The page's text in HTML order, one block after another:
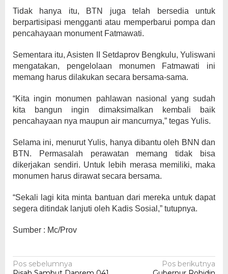
Tidak hanya itu, BTN juga telah bersedia untuk
berpartisipasi mengganti atau memperbarui pompa dan
pencahayaan monument Fatmawati.
Sementara itu, Asisten II Setdaprov Bengkulu, Yuliswani
mengatakan, pengelolaan monumen Fatmawati ini
memang harus dilakukan secara bersama-sama.
“Kita ingin monumen pahlawan nasional yang sudah
kita bangun ingin dimaksimalkan kembali baik
pencahayaan nya maupun air mancurnya,” tegas Yulis.
Selama ini, menurut Yulis, hanya dibantu oleh BNN dan
BTN. Permasalah perawatan memang tidak bisa
dikerjakan sendiri. Untuk lebih merasa memiliki, maka
monumen harus dirawat secara bersama.
“Sekali lagi kita minta bantuan dari mereka untuk dapat
segera ditindak lanjuti oleh Kadis Sosial,” tutupnya.
Sumber : Mc/Prov
Navigasi
Pos sebelumnya
Pos berikutnya